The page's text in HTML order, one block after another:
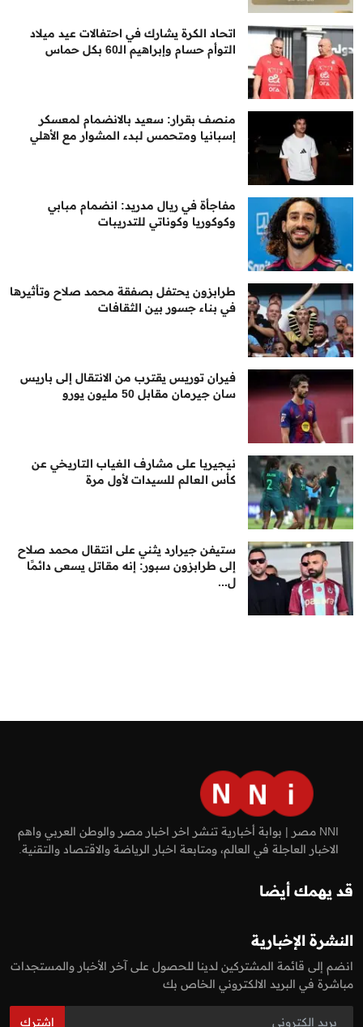
اتحاد الكرة يشارك في احتفالات عيد ميلاد
التوأم حسام وإبراهيم الـ60 بكل حماس
منصف بقرار: سعيد بالانضمام لمعسكر
إسبانيا ومتحمس لبدء المشوار مع الأهلي
مفاجأة في ريال مدريد: انضمام مبابي
وكوكوريا وكوناتي للتدريبات
طرابزون يحتفل بصفقة محمد صلاح وتأثيرها
في بناء جسور بين الثقافات
فيران توريس يقترب من الانتقال إلى باريس
سان جيرمان مقابل 50 مليون يورو
نيجيريا على مشارف الغياب التاريخي عن
كأس العالم للسيدات لأول مرة
ستيفن جيرارد يثني على انتقال محمد صلاح
إلى طرابزون سبور: إنه مقاتل يسعى دائمًا
ل...
NNI مصر | بوابة أخبارية تنشر اخر اخبار مصر والوطن العربي واهم
الاخبار العاجلة في العالم، ومتابعة اخبار الرياضة والاقتصاد والتقنية.
قد يهمك أيضا
النشرة الإخبارية
انضم إلى قائمة المشتركين لدينا للحصول على آخر الأخبار والمستجدات
مباشرة في البريد الالكتروني الخاص بك
اشترك